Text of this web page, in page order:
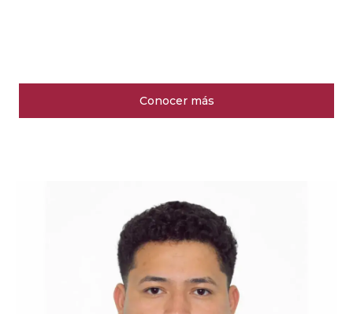
Conocer más